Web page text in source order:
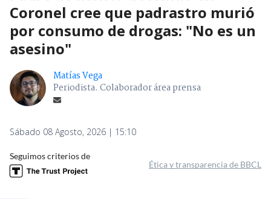
Coronel cree que padrastro murió
por consumo de drogas: "No es un
asesino"
Matías Vega
Periodista. Colaborador área prensa
Sábado 08 Agosto, 2026 | 15:10
Seguimos criterios de
Ética y transparencia de BBCL